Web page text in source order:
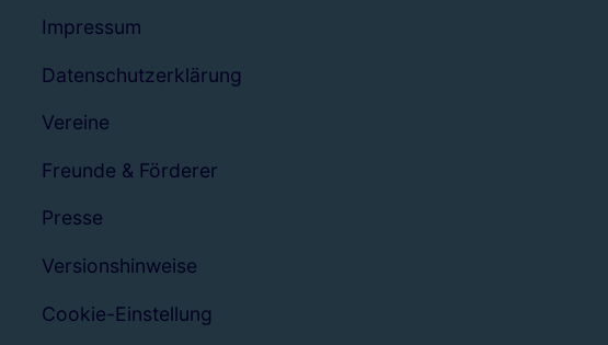
Impressum
Datenschutzerklärung
Vereine
Freunde & Förderer
Presse
Versionshinweise
Cookie-Einstellung